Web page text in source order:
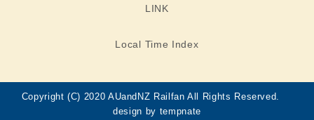
LINK
Local Time Index
Copyright (C) 2020 AUandNZ Railfan All Rights Reserved.
design by tempnate